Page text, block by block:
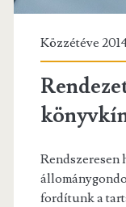
Közzétéve
fordítunk a